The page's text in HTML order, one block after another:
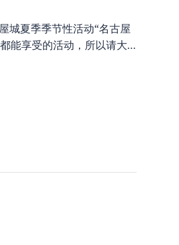
城夏季季节性活动“名古屋
能享受的活动，所以请大...